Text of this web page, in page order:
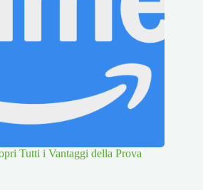
Tutti i Vantaggi della Prova